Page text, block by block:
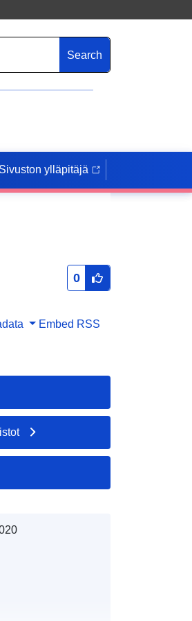
Search
Sivuston ylläpitäjä
0
Embed RSS